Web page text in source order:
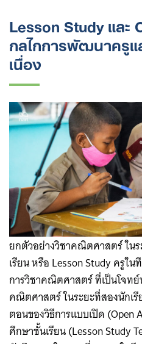
Lesson Study และ
กลไกการพัฒนาครูแ
เนื่อง
ยกตัวอย่างวิชาคณิตศาสตร์ ใน
เรียน หรือ Lesson Study ครูใ
การวิชาคณิตศาสตร์ ที่เป็นโจท
คณิตศาสตร์ ในระยะที่สองนักเรี
ตอนของวิธีการแบบเปิด (Open
ศึกษาชั้นเรียน (Lesson Study